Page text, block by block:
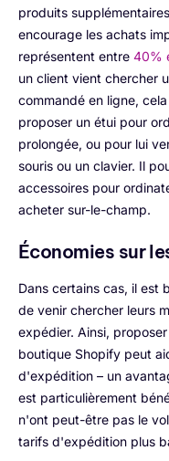
produits
encourage les achats
représentent entre 40%
un client vient chercher
commandé en ligne,
proposer un étui pour
prolongée, ou pour lui
souris ou un clavier. Il
accessoires pour
acheter sur-le-champ.
Économies sur
Dans certains cas, il est
de venir chercher leurs
expédier. Ainsi,
boutique Shopify peut
d'expédition – un
est particulièrement
n'ont peut-être pas le
tarifs d'expédition plus